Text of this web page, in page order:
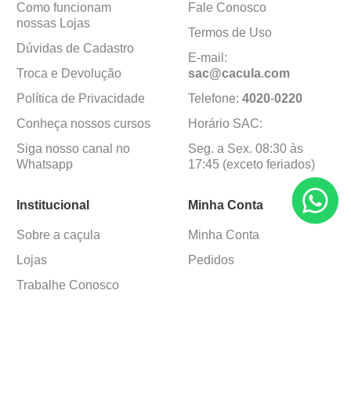
Como funcionam
nossas Lojas
Dúvidas de Cadastro
Troca e Devolução
Política de Privacidade
Conheça nossos cursos
Siga nosso canal no
Whatsapp
Fale Conosco
Termos de Uso
E-mail:
sac@cacula.com
Telefone: 4020-0220
Horário SAC:
Seg. a Sex. 08:30 às
17:45 (exceto feriados)
Institucional
Sobre a caçula
Lojas
Trabalhe Conosco
Minha Conta
Minha Conta
Pedidos